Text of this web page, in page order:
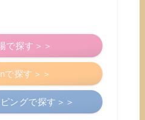
で探す＞＞
で探す＞＞
ングで探す＞＞